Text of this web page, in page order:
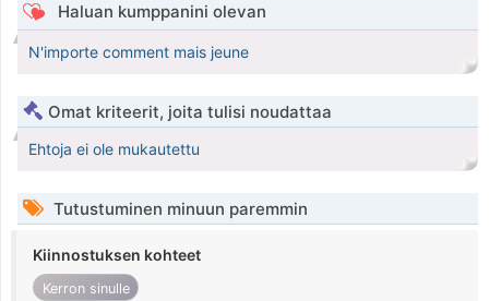
Haluan kumppanini olevan
N'importe comment mais jeune
Omat kriteerit, joita tulisi noudattaa
Ehtoja ei ole mukautettu
Tutustuminen minuun paremmin
Kiinnostuksen kohteet
Kerron sinulle